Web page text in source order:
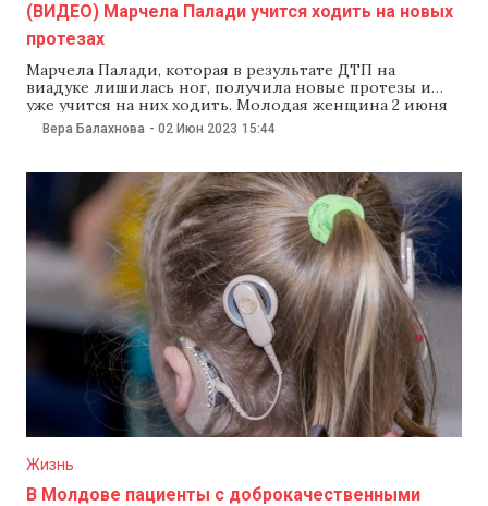
(ВИДЕО) Марчела Палади учится ходить на новых
протезах
Марчела Палади, которая в результате ДТП на
виадуке лишилась ног, получила новые протезы и
уже учится на них ходить. Молодая женщина 2 июня
опубликовала видео о том, как она привыкает ходить
на искусственные ногах. Известно, что сейчас Марчела
ночь с 5 на
Вера Балахнова - 02 Июн 2023 15:44
Жизнь
В Молдове пациенты с доброкачественными